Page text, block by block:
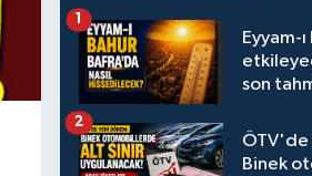
Eyyam-ı
son
1
ÖTV'de
Binek
2